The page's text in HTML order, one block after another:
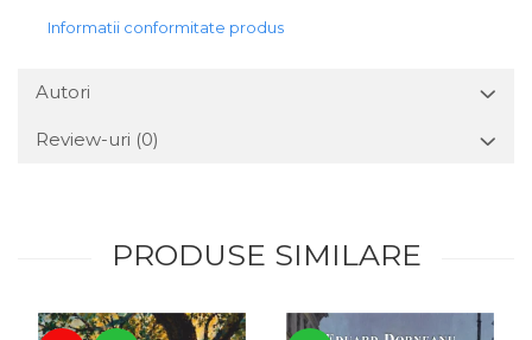
Informatii conformitate produs
Autori
Review-uri (0)
PRODUSE SIMILARE